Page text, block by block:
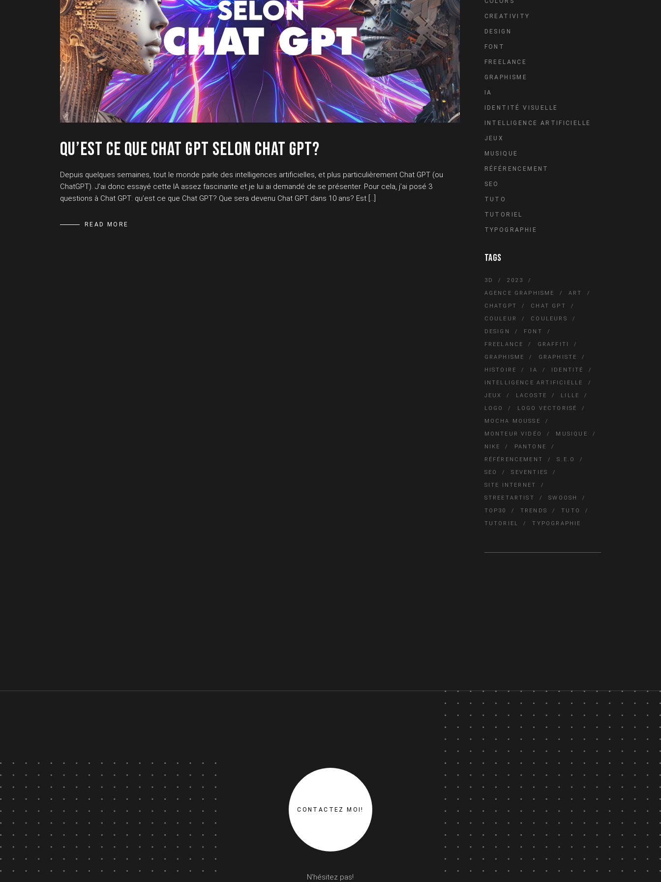
QU’EST CE QUE CHAT GPT SELON CHAT GPT?
Depuis quelques semaines, tout le monde parle des intelligences artificielles, et plus particulièrement Chat GPT (ou
ChatGPT). J’ai donc essayé cette IA assez fascinante et je lui ai demandé de se présenter. Pour cela, j’ai posé 3
questions à Chat GPT: qu’est ce que Chat GPT? Que sera devenu Chat GPT dans 10 ans? Est […]
READ MORE
CREATIVITY
DESIGN
FONT
FREELANCE
GRAPHISME
IA
IDENTITÉ VISUELLE
INTELLIGENCE ARTIFICIELLE
JEUX
MUSIQUE
RÉFÉRENCEMENT
SEO
TUTO
TUTORIEL
TYPOGRAPHIE
TAGS
3D
2023
AGENCE GRAPHISME
ART
CHATGPT
CHAT GPT
COULEUR
COULEURS
DESIGN
FONT
FREELANCE
GRAFFITI
GRAPHISME
GRAPHISTE
HISTOIRE
IA
IDENTITÉ
INTELLIGENCE ARTIFICIELLE
JEUX
LACOSTE
LILLE
LOGO
LOGO VECTORISÉ
MOCHA MOUSSE
MONTEUR VIDÉO
MUSIQUE
NIKE
PANTONE
RÉFÉRENCEMENT
S.E.O
SEO
SEVENTIES
SITE INTERNET
STREETARTIST
SWOOSH
TOP30
TRENDS
TUTO
TUTORIEL
TYPOGRAPHIE
CONTACTEZ MOI!
N'hésitez pas!